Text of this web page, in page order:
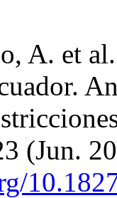
A. et
(Jun.